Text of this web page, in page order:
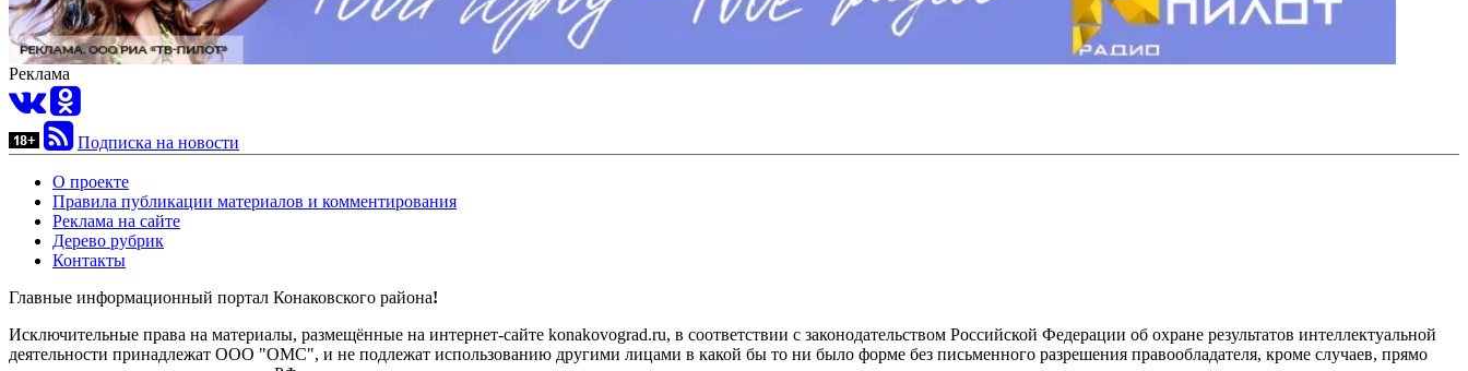
Реклама
Подписка на новости
О проекте
Правила публикации материалов и комментирования
Реклама на сайте
Дерево рубрик
Контакты
Главные информационный портал Конаковского района!
Исключительные права на материалы, размещённые на интернет-сайте konakovograd.ru, в соответствии с законодательством Российской Федерации об охране результатов интеллектуальной
деятельности принадлежат ООО "ОМС", и не подлежат использованию другими лицами в какой бы то ни было форме без письменного разрешения правообладателя, кроме случаев, прямо